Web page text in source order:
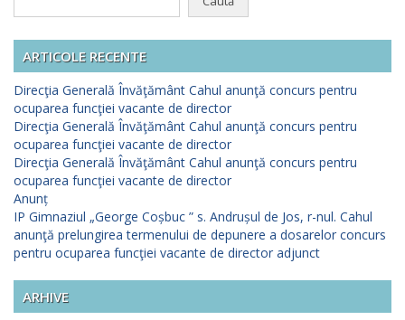
ARTICOLE RECENTE
Direcţia Generală Învăţământ Cahul anunţă concurs pentru
ocuparea funcţiei vacante de director
Direcţia Generală Învăţământ Cahul anunţă concurs pentru
ocuparea funcţiei vacante de director
Direcţia Generală Învăţământ Cahul anunţă concurs pentru
ocuparea funcţiei vacante de director
Anunț
IP Gimnaziul „George Coșbuc ” s. Andrușul de Jos, r-nul. Cahul
anunţă prelungirea termenului de depunere a dosarelor concurs
pentru ocuparea funcţiei vacante de director adjunct
ARHIVE